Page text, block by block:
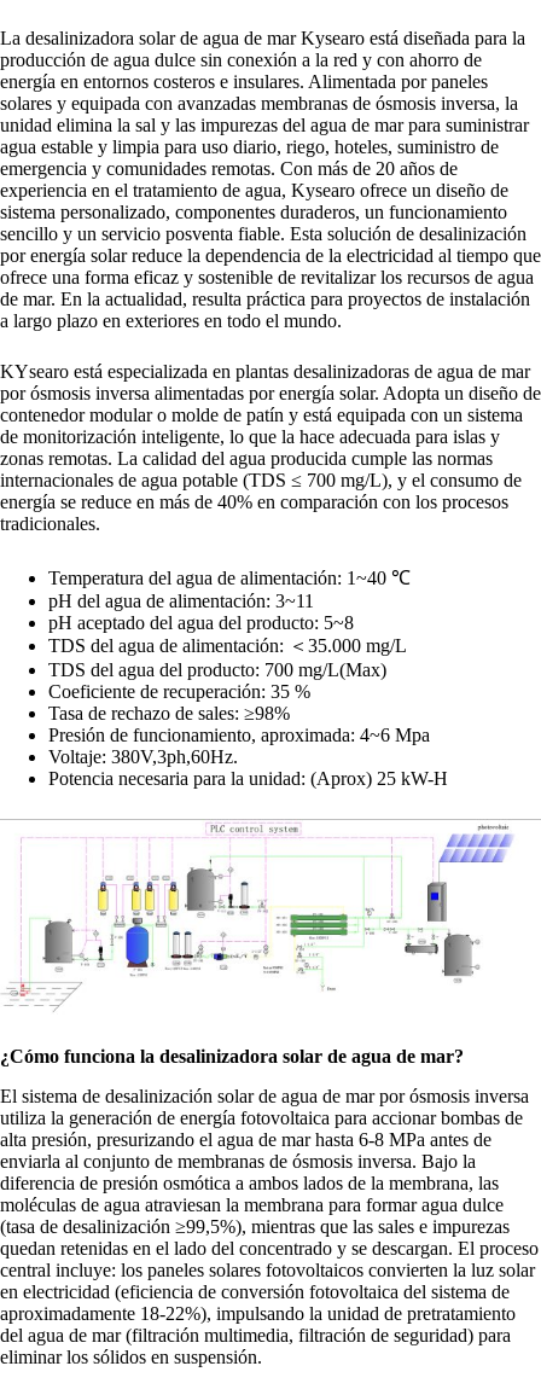
La desalinizadora solar de agua de mar Kysearo está diseñada para la
producción de agua dulce sin conexión a la red y con ahorro de
energía en entornos costeros e insulares. Alimentada por paneles
solares y equipada con avanzadas membranas de ósmosis inversa, la
unidad elimina la sal y las impurezas del agua de mar para suministrar
agua estable y limpia para uso diario, riego, hoteles, suministro de
emergencia y comunidades remotas. Con más de 20 años de
experiencia en el tratamiento de agua, Kysearo ofrece un diseño de
sistema personalizado, componentes duraderos, un funcionamiento
sencillo y un servicio posventa fiable. Esta solución de desalinización
por energía solar reduce la dependencia de la electricidad al tiempo que
ofrece una forma eficaz y sostenible de revitalizar los recursos de agua
de mar. En la actualidad, resulta práctica para proyectos de instalación
a largo plazo en exteriores en todo el mundo.
KYsearo está especializada en plantas desalinizadoras de agua de mar
por ósmosis inversa alimentadas por energía solar. Adopta un diseño de
contenedor modular o molde de patín y está equipada con un sistema
de monitorización inteligente, lo que la hace adecuada para islas y
zonas remotas. La calidad del agua producida cumple las normas
internacionales de agua potable (TDS ≤ 700 mg/L), y el consumo de
energía se reduce en más de 40% en comparación con los procesos
tradicionales.
Temperatura del agua de alimentación: 1~40 ℃
pH del agua de alimentación: 3~11
pH aceptado del agua del producto: 5~8
TDS del agua de alimentación: ＜35.000 mg/L
TDS del agua del producto: 700 mg/L(Max)
Coeficiente de recuperación: 35 %
Tasa de rechazo de sales: ≥98%
Presión de funcionamiento, aproximada: 4~6 Mpa
Voltaje: 380V,3ph,60Hz.
Potencia necesaria para la unidad: (Aprox) 25 kW-H
¿Cómo funciona la desalinizadora solar de agua de mar?
El sistema de desalinización solar de agua de mar por ósmosis inversa
utiliza la generación de energía fotovoltaica para accionar bombas de
alta presión, presurizando el agua de mar hasta 6-8 MPa antes de
enviarla al conjunto de membranas de ósmosis inversa. Bajo la
diferencia de presión osmótica a ambos lados de la membrana, las
moléculas de agua atraviesan la membrana para formar agua dulce
(tasa de desalinización ≥99,5%), mientras que las sales e impurezas
quedan retenidas en el lado del concentrado y se descargan. El proceso
central incluye: los paneles solares fotovoltaicos convierten la luz solar
en electricidad (eficiencia de conversión fotovoltaica del sistema de
aproximadamente 18-22%), impulsando la unidad de pretratamiento
del agua de mar (filtración multimedia, filtración de seguridad) para
eliminar los sólidos en suspensión.